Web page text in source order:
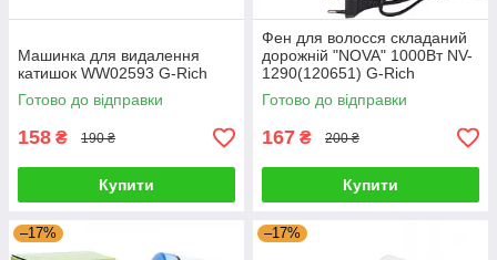
Машинка для видалення
катишок WW02593 G-Rich
Готово до відправки
158 ₴ 190 ₴
Купити
Фен для волосся складаний
дорожній "NOVA" 1000Вт NV-
1290(120651) G-Rich
Готово до відправки
167 ₴ 200 ₴
Купити
–17% –17%